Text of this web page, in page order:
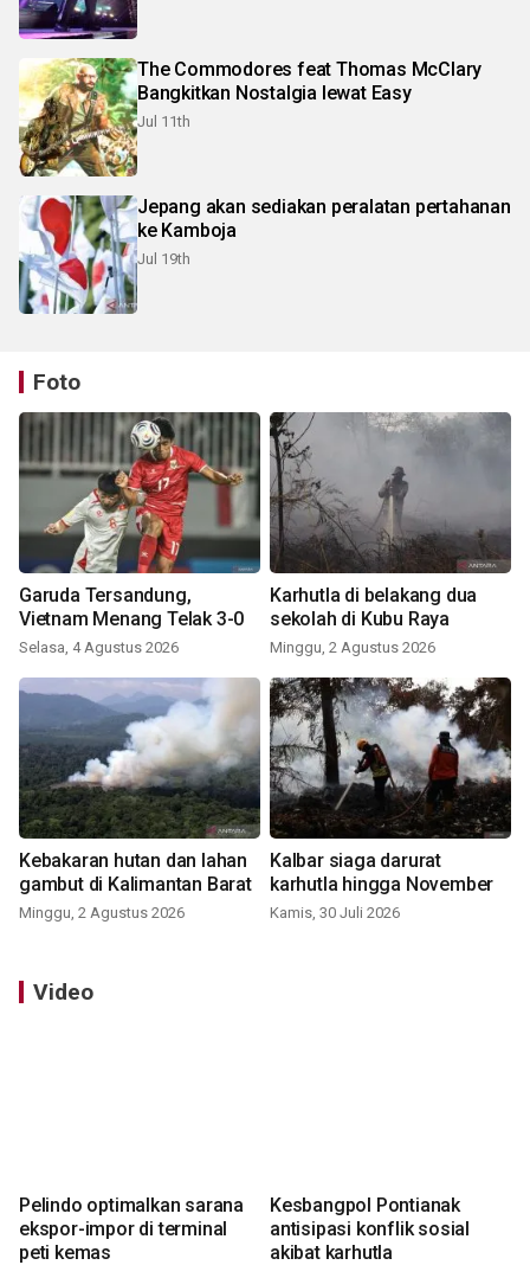
The Commodores feat Thomas McClary
Bangkitkan Nostalgia lewat Easy
Jul 11th
Jepang akan sediakan peralatan pertahanan
ke Kamboja
Jul 19th
Foto
Garuda Tersandung,
Vietnam Menang Telak 3-0
Selasa, 4 Agustus 2026
Karhutla di belakang dua
sekolah di Kubu Raya
Minggu, 2 Agustus 2026
Kebakaran hutan dan lahan
gambut di Kalimantan Barat
Minggu, 2 Agustus 2026
Kalbar siaga darurat
karhutla hingga November
Kamis, 30 Juli 2026
Video
Pelindo optimalkan sarana
ekspor-impor di terminal
peti kemas
Kesbangpol Pontianak
antisipasi konflik sosial
akibat karhutla